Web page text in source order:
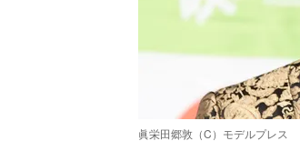
眞栄田郷敦（C）モデルプレス